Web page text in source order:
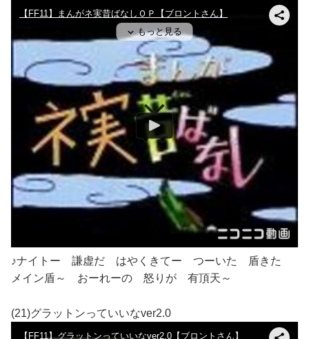
♪ナイトー 謙虚だ はやくきてー つーいた 盾きた
メイン盾～ おーれーの 怒りが 有頂天～
(21)グラットンっていいなver2.0